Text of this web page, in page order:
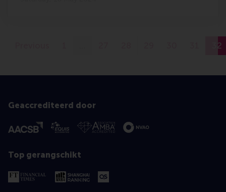
32
Geaccrediteerd door
Top gerangschikt